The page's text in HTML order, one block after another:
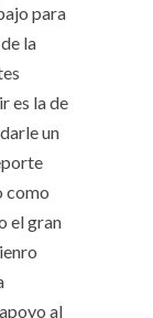
para
la
es la de
un
como
el gran
al